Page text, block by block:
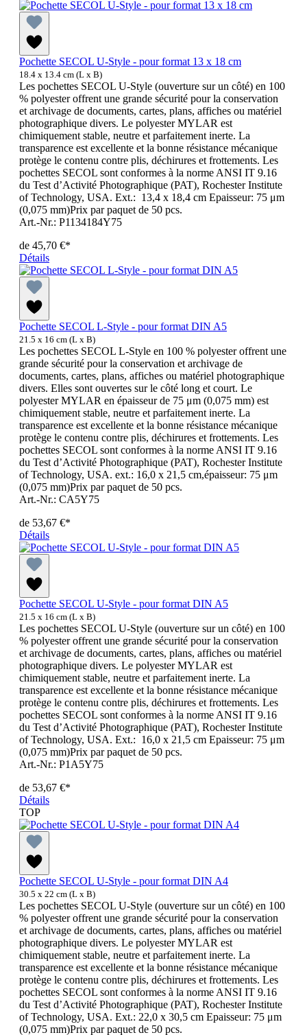
Pochette SECOL U-Style - pour format 13 x 18 cm
18.4 x 13.4 cm (L x B)
Les pochettes SECOL U-Style (ouverture sur un côté) en 100
% polyester offrent une grande sécurité pour la conservation
et archivage de documents, cartes, plans, affiches ou matériel
photographique divers. Le polyester MYLAR est
chimiquement stable, neutre et parfaitement inerte. La
transparence est excellente et la bonne résistance mécanique
protège le contenu contre plis, déchirures et frottements. Les
pochettes SECOL sont conformes à la norme ANSI IT 9.16
du Test d’Activité Photographique (PAT), Rochester Institute
of Technology, USA. Ext.: 13,4 x 18,4 cm Epaisseur: 75 μm
(0,075 mm)Prix par paquet de 50 pcs.
Art.-Nr.: P1134184Y75
de 45,70 €*
Détails
Pochette SECOL L-Style - pour format DIN A5
21.5 x 16 cm (L x B)
Les pochettes SECOL L-Style en 100 % polyester offrent une
grande sécurité pour la conservation et archivage de
documents, cartes, plans, affiches ou matériel photographique
divers. Elles sont ouvertes sur le côté long et court. Le
polyester MYLAR en épaisseur de 75 μm (0,075 mm) est
chimiquement stable, neutre et parfaitement inerte. La
transparence est excellente et la bonne résistance mécanique
protège le contenu contre plis, déchirures et frottements. Les
pochettes SECOL sont conformes à la norme ANSI IT 9.16
du Test d’Activité Photographique (PAT), Rochester Institute
of Technology, USA. ext.: 16,0 x 21,5 cm,épaisseur: 75 μm
(0,075 mm)Prix par paquet de 50 pcs.
Art.-Nr.: CA5Y75
de 53,67 €*
Détails
Pochette SECOL U-Style - pour format DIN A5
21.5 x 16 cm (L x B)
Les pochettes SECOL U-Style (ouverture sur un côté) en 100
% polyester offrent une grande sécurité pour la conservation
et archivage de documents, cartes, plans, affiches ou matériel
photographique divers. Le polyester MYLAR est
chimiquement stable, neutre et parfaitement inerte. La
transparence est excellente et la bonne résistance mécanique
protège le contenu contre plis, déchirures et frottements. Les
pochettes SECOL sont conformes à la norme ANSI IT 9.16
du Test d’Activité Photographique (PAT), Rochester Institute
of Technology, USA. Ext.: 16,0 x 21,5 cm Epaisseur: 75 μm
(0,075 mm)Prix par paquet de 50 pcs.
Art.-Nr.: P1A5Y75
de 53,67 €*
Détails
TOP
Pochette SECOL U-Style - pour format DIN A4
30.5 x 22 cm (L x B)
Les pochettes SECOL U-Style (ouverture sur un côté) en 100
% polyester offrent une grande sécurité pour la conservation
et archivage de documents, cartes, plans, affiches ou matériel
photographique divers. Le polyester MYLAR est
chimiquement stable, neutre et parfaitement inerte. La
transparence est excellente et la bonne résistance mécanique
protège le contenu contre plis, déchirures et frottements. Les
pochettes SECOL sont conformes à la norme ANSI IT 9.16
du Test d’Activité Photographique (PAT), Rochester Institute
of Technology, USA. Ext.: 22,0 x 30,5 cm Epaisseur: 75 μm
(0,075 mm)Prix par paquet de 50 pcs.